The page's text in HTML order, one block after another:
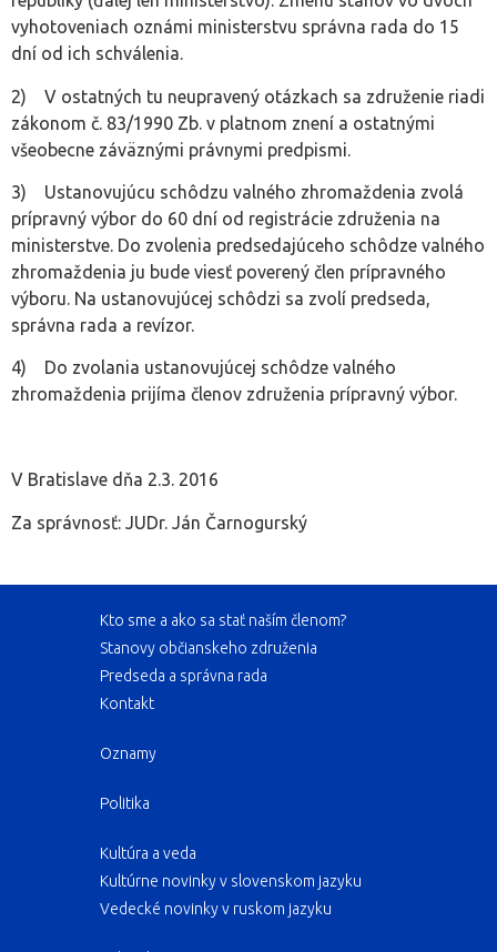
vyhotoveniach oznámi ministerstvu správna rada do 15
dní od ich schválenia.
2) V ostatných tu neupravený otázkach sa združenie riadi
zákonom č. 83/1990 Zb. v platnom znení a ostatnými
všeobecne záväznými právnymi predpismi.
3) Ustanovujúcu schôdzu valného zhromaždenia zvolá
prípravný výbor do 60 dní od registrácie združenia na
ministerstve. Do zvolenia predsedajúceho schôdze valného
zhromaždenia ju bude viesť poverený člen prípravného
výboru. Na ustanovujúcej schôdzi sa zvolí predseda,
správna rada a revízor.
4) Do zvolania ustanovujúcej schôdze valného
zhromaždenia prijíma členov združenia prípravný výbor.
V Bratislave dňa 2.3. 2016
Za správnosť: JUDr. Ján Čarnogurský
Kto sme a ako sa stať naším členom?
Stanovy občianskeho združenia
Predseda a správna rada
Kontakt
Oznamy
Politika
Kultúra a veda
Kultúrne novinky v slovenskom jazyku
Vedecké novinky v ruskom jazyku